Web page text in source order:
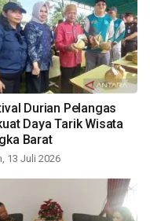
Durian Pelangas
Daya Tarik Wisata
Barat
13 Juli 2026